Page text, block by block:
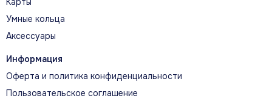
Умные кольца
Аксессуары
Информация
Оферта и политика конфиденциальности
Пользовательское соглашение